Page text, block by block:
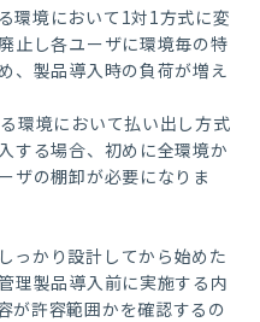
環境において1対1方式に変
止し各ユーザに環境毎の特
、製品導入時の負荷が増え
環境において払い出し方式
する場合、初めに全環境か
ザの棚卸が必要になりま
っかり設計してから始めた
理製品導入前に実施する内
が許容範囲かを確認するの